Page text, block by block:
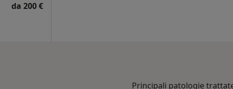
da 200 €
Principali patologie